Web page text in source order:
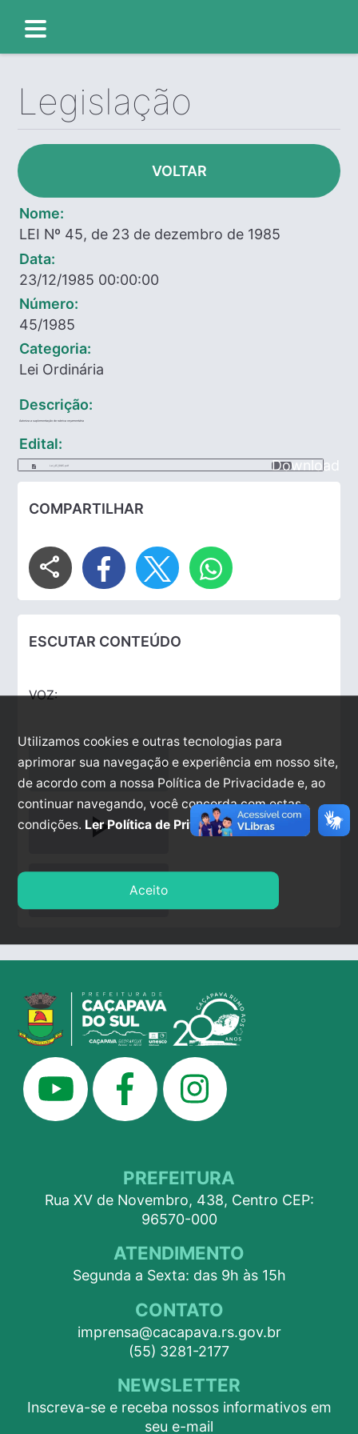
Legislação
VOLTAR
Nome:
LEI Nº 45, de 23 de dezembro de 1985
Data:
23/12/1985 00:00:00
Número:
45/1985
Categoria:
Lei Ordinária
Descrição:
Autoriza a suplementação de rubrica orçamentária
Edital:
Lei_45_1985.pdf Download
COMPARTILHAR
share
ESCUTAR CONTEÚDO
VOZ:
play_arrow
PREFEITURA
Rua XV de Novembro, 438, Centro CEP:
96570-000
ATENDIMENTO
Segunda a Sexta: das 9h às 15h
CONTATO
imprensa@cacapava.rs.gov.br
(55) 3281-2177
NEWSLETTER
Inscreva-se e receba nossos informativos em
seu e-mail
Utilizamos cookies e outras tecnologias para
aprimorar sua navegação e experiência em nosso site,
de acordo com a nossa Política de Privacidade e, ao
continuar navegando, você concorda com estas
condições. Ler Política de Privacidade.
Aceito